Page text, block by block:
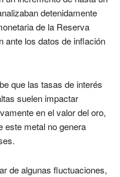
detenidamente
de la Reserva
ante los datos de inflación
que las tasas de interés
suelen impactar
en el valor del oro,
este metal no genera
de algunas fluctuaciones,